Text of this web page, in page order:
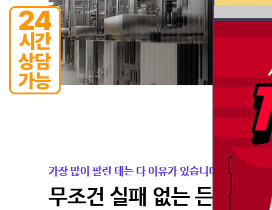
가장 많이 팔린 데는 다 이유가 있습니다.
무조건 실패 없는 든든한